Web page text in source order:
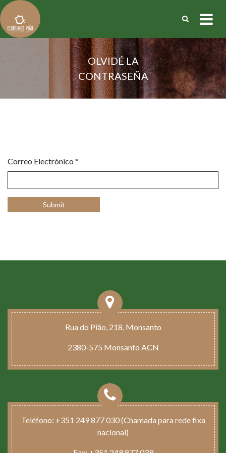
OLVIDÉ LA
CONTRASEÑA
Correo Electrónico *
Submit
Rua do Pião, 218, Monsanto
2380-575 Monsanto ACN
Teléfono: +351 249 877 030 (Chamada para rede fixa
nacional)